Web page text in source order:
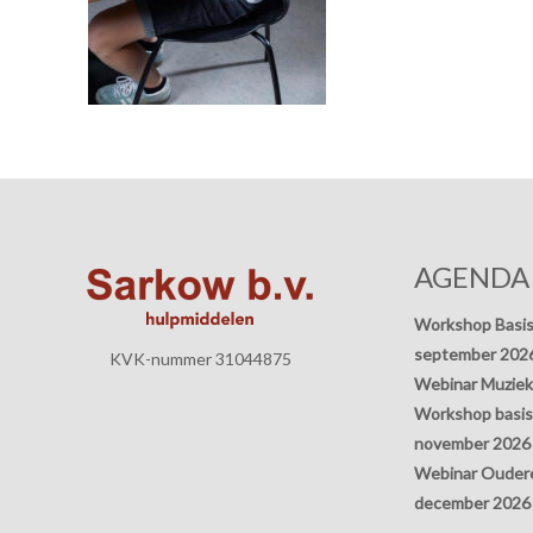
KVK-nummer 31044875
AGENDA
Workshop
september
Webinar
Workshop
november 2026
Webinar
december 2026